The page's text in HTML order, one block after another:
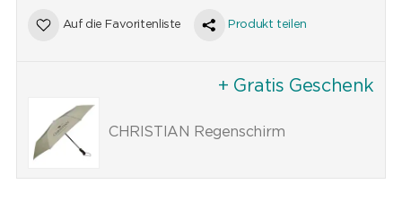
Auf die Favoritenliste Produkt teilen
+ Gratis Geschenk
CHRISTIAN Regenschirm